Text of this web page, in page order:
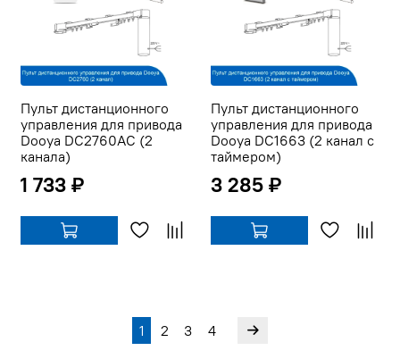
Пульт дистанционного
управления для привода
Dooya DC2760AC (2
канала)
1 733 ₽
Пульт дистанционного
управления для привода
Dooya DC1663 (2 канал с
таймером)
3 285 ₽
1 2 3 4